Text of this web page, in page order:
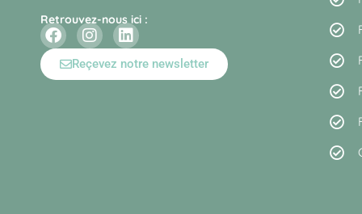
Retrouvez-nous ici :
Reçevez notre newsletter